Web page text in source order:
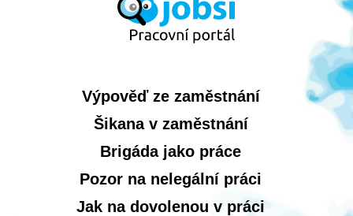
Výpověď ze zaměstnání
Šikana v zaměstnání
Brigáda jako práce
Pozor na nelegální práci
Jak na dovolenou v práci